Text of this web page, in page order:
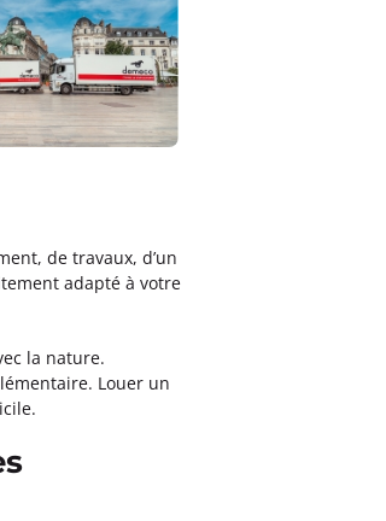
de travaux, d’un
adapté à votre
la nature.
Louer un